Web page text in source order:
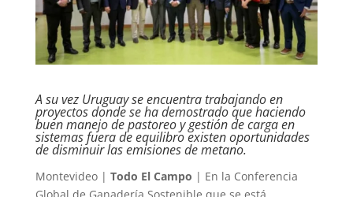
A su vez Uruguay se encuentra trabajando en
proyectos donde se ha demostrado que haciendo
buen manejo de pastoreo y gestión de carga en
sistemas fuera de equilibro existen oportunidades
de disminuir las emisiones de metano.
Montevideo | Todo El Campo | En la Conferencia